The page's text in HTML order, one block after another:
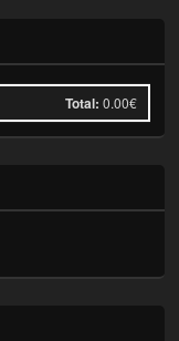
Total: 0.00€